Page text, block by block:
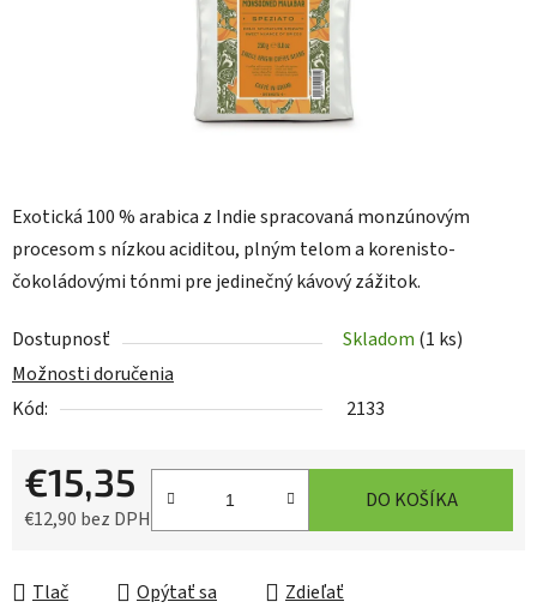
Exotická 100 % arabica z Indie spracovaná monzúnovým
procesom s nízkou aciditou, plným telom a korenisto-
čokoládovými tónmi pre jedinečný kávový zážitok.
Dostupnosť Skladom (1 ks)
Možnosti doručenia
Kód:
2133
€15,35
€12,90 bez DPH
DO KOŠÍKA
Tlač Opýtať sa Zdieľať